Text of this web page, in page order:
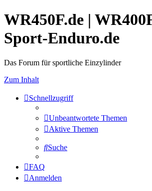
WR450F.de |
Sport-Enduro.de
Das Forum für sportliche Einzylinder
Zum Inhalt
Schnellzugriff
Unbeantwortete Themen
Aktive Themen
Suche
FAQ
Anmelden